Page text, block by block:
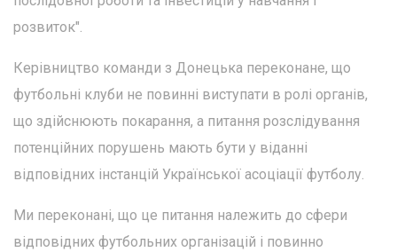
розвиток".
Керівництво команди з Донецька переконане, що
футбольні клуби не повинні виступати в ролі органів,
що здійснюють покарання, а питання розслідування
потенційних порушень мають бути у віданні
відповідних інстанцій Української асоціації футболу.
Ми переконані, що це питання належить до сфери
відповідних футбольних організацій і повинно